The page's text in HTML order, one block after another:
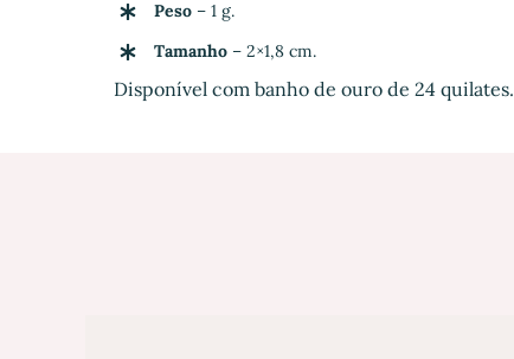
Peso– 1 g.
Tamanho– 2×1,8 cm.
Disponível com banho de ouro de 24 quilates.